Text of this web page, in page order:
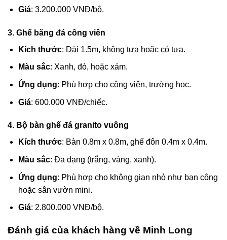
Giá: 3.200.000 VNĐ/bộ.
3. Ghế băng đá công viên
Kích thước: Dài 1.5m, không tựa hoặc có tựa.
Màu sắc: Xanh, đỏ, hoặc xám.
Ứng dụng: Phù hợp cho công viên, trường học.
Giá: 600.000 VNĐ/chiếc.
4. Bộ bàn ghế đá granito vuông
Kích thước: Bàn 0.8m x 0.8m, ghế đôn 0.4m x 0.4m.
Màu sắc: Đa dạng (trắng, vàng, xanh).
Ứng dụng: Phù hợp cho không gian nhỏ như ban công
hoặc sân vườn mini.
Giá: 2.800.000 VNĐ/bộ.
Đánh giá của khách hàng về Minh Long